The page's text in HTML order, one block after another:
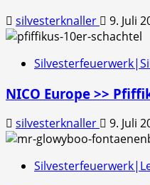
silvesterknaller 9. Juli
NICO Europe >>
silvesterknaller 9. Juli